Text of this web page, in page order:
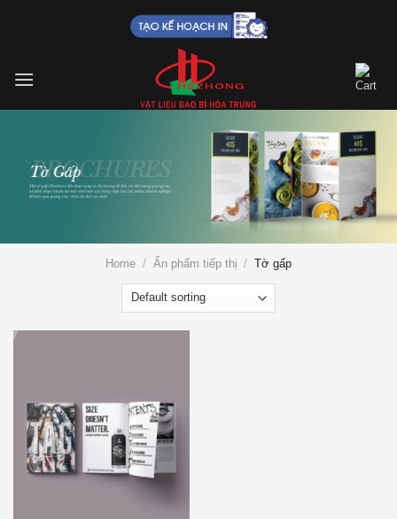
Home / Ấn phẩm tiếp thị / Tờ gấp